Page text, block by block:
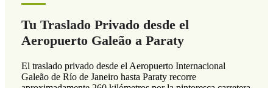
Tu Traslado Privado desde el
Aeropuerto Galeão a Paraty
El traslado privado desde el Aeropuerto Internacional
Galeão de Río de Janeiro hasta Paraty recorre